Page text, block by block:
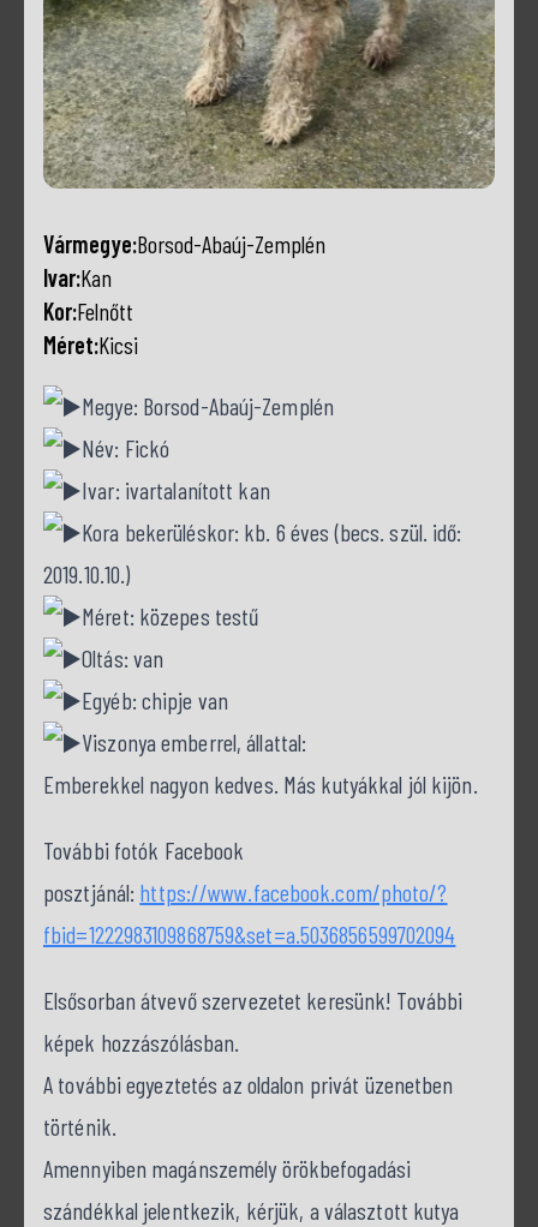
Vármegye:Borsod-Abaúj-Zemplén
Ivar:Kan
Kor:Felnőtt
Méret:Kicsi
Megye: Borsod-Abaúj-Zemplén
Név: Fickó
Ivar: ivartalanított kan
Kora bekerüléskor: kb. 6 éves (becs. szül. idő:
2019.10.10.)
Méret: közepes testű
Oltás: van
Egyéb: chipje van
Viszonya emberrel, állattal:
Emberekkel nagyon kedves. Más kutyákkal jól kijön.
További fotók Facebook
posztjánál: https://www.facebook.com/photo/?
fbid=1222983109868759&set=a.5036856599702094
Elsősorban átvevő szervezetet keresünk! További
képek hozzászólásban.
A további egyeztetés az oldalon privát üzenetben
történik.
Amennyiben magánszemély örökbefogadási
szándékkal jelentkezik, kérjük, a választott kutya